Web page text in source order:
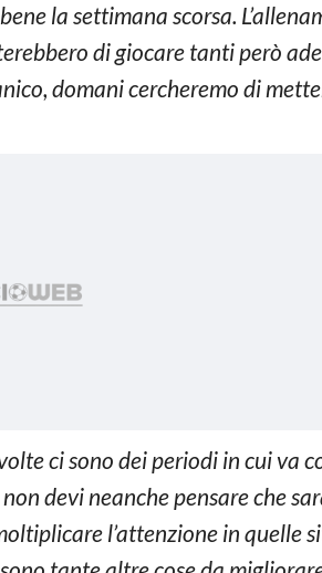
la settimana scorsa.
di giocare tanti però
domani cercheremo di
ci sono dei periodi in cui va
devi neanche pensare che
l’attenzione in quelle